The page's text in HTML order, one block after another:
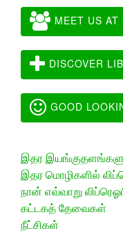
MEET US AT
DISCOVER
GOOD
இதர
இதர மொழிகளில்
நான் எவ்வாறு
கட்டகத் தேவைகள்
நீட்சிகள்